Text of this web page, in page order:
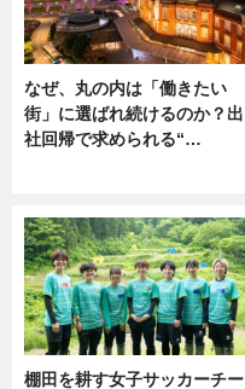
なぜ、丸の内は「働きたい
街」に選ばれ続けるのか？出
社回帰で求められる“…
棚田を耕す女子サッカーチー